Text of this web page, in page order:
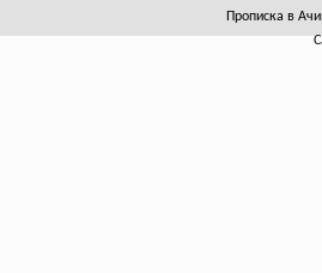
Прописка в